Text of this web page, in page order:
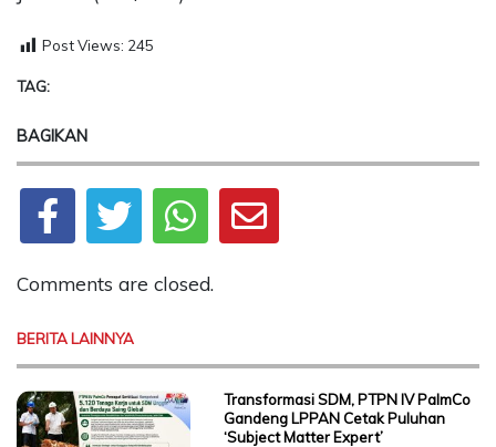
Post Views: 245
TAG:
BAGIKAN
Comments are closed.
BERITA LAINNYA
Transformasi SDM, PTPN IV PalmCo
Gandeng LPPAN Cetak Puluhan
‘Subject Matter Expert’